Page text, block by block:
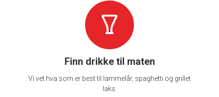
Finn drikke til maten
Vi vet hva som er best til lammelår, spaghetti og grillet
laks.